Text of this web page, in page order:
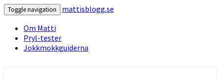
Toggle navigation
mattisblogg.se
Om Matti
Pryl-tester
Jokkmokkguiderna